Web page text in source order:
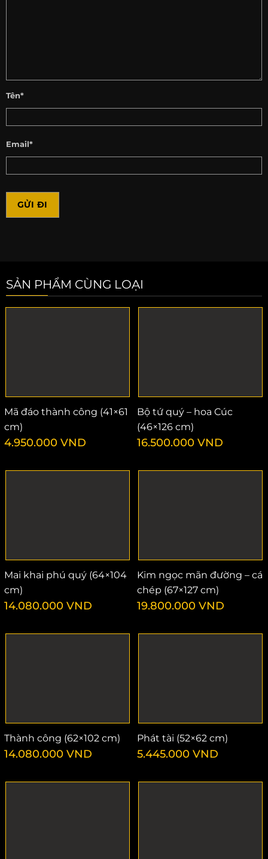
Tên*
Email*
SẢN PHẨM CÙNG LOẠI
Mã đáo thành công (41×61
cm)
4.950.000 VND
Bộ tứ quý – hoa Cúc
(46×126 cm)
16.500.000 VND
Mai khai phú quý (64×104
cm)
14.080.000 VND
Kim ngọc mãn đường – cá
chép (67×127 cm)
19.800.000 VND
Thành công (62×102 cm)
14.080.000 VND
Phát tài (52×62 cm)
5.445.000 VND